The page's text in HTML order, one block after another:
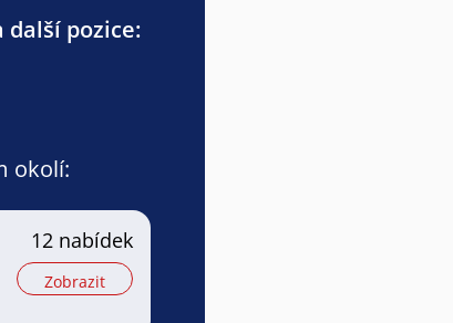
další pozice:
okolí:
12 nabídek
Zobrazit